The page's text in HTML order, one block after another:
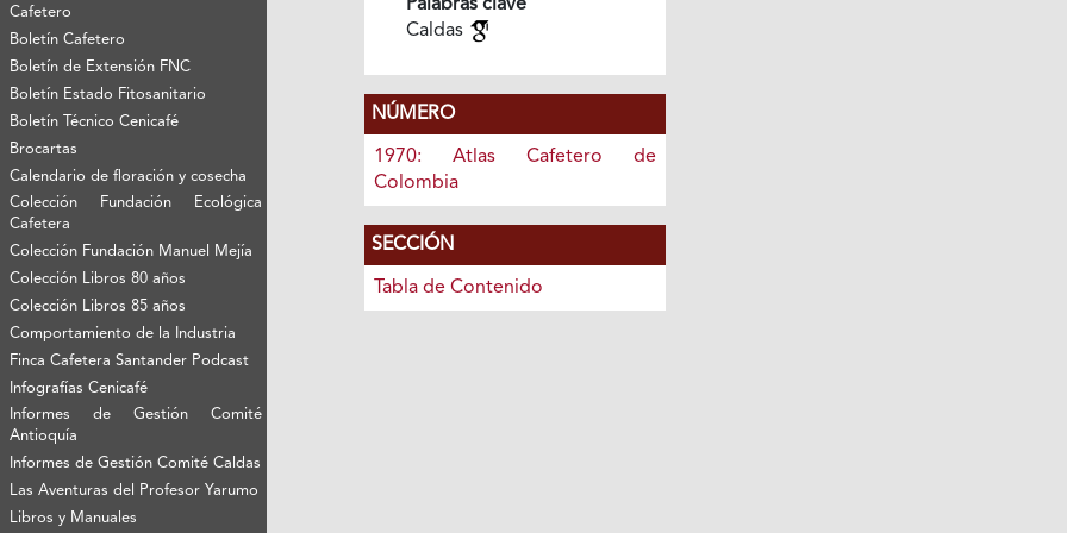
Cafetero
Boletín Cafetero
Boletín de Extensión FNC
Boletín Estado Fitosanitario
Boletín Técnico Cenicafé
Brocartas
Calendario de floración y cosecha
Colección Fundación Ecológica
Cafetera
Colección Fundación Manuel Mejía
Colección Libros 80 años
Colección Libros 85 años
Comportamiento de la Industria
Finca Cafetera Santander Podcast
Infografías Cenicafé
Informes de Gestión Comité
Antioquía
Informes de Gestión Comité Caldas
Las Aventuras del Profesor Yarumo
Libros y Manuales
Palabras clave
Caldas
NÚMERO
1970: Atlas Cafetero de
Colombia
SECCIÓN
Tabla de Contenido